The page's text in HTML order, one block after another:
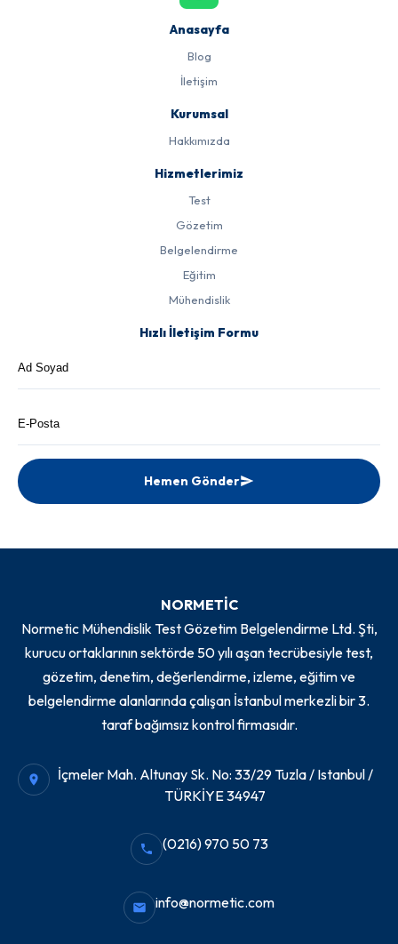
Anasayfa
Blog
İletişim
Kurumsal
Hakkımızda
Hizmetlerimiz
Test
Gözetim
Belgelendirme
Eğitim
Mühendislik
Hızlı İletişim Formu
Hemen Gönder
NORMETİC
Normetic Mühendislik Test Gözetim Belgelendirme Ltd. Şti,
kurucu ortaklarının sektörde 50 yılı aşan tecrübesiyle test,
gözetim, denetim, değerlendirme, izleme, eğitim ve
belgelendirme alanlarında çalışan İstanbul merkezli bir 3.
taraf bağımsız kontrol firmasıdır.
İçmeler Mah. Altunay Sk. No: 33/29 Tuzla / Istanbul /
TÜRKİYE 34947
(0216) 970 50 73
info@normetic.com